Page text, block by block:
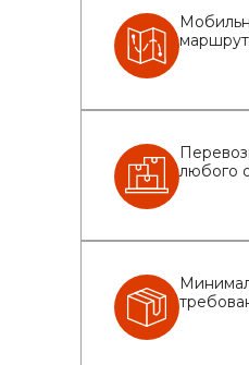
любого